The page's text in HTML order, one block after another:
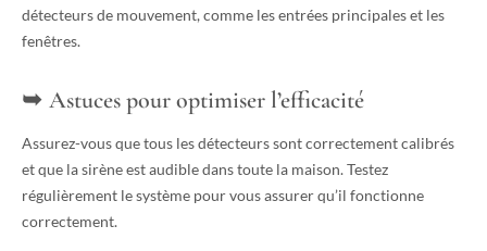
détecteurs de mouvement, comme les entrées principales et les
fenêtres.
Astuces pour optimiser l’efficacité
Assurez-vous que tous les détecteurs sont correctement calibrés
et que la sirène est audible dans toute la maison. Testez
régulièrement le système pour vous assurer qu’il fonctionne
correctement.